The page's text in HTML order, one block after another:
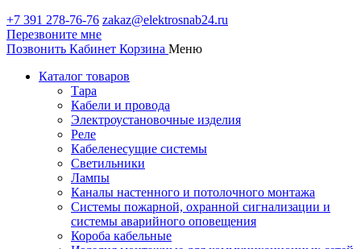
+7 391 278-76-76 zakaz@elektrosnab24.ru
Перезвоните мне
Позвонить Кабинет Корзина Меню
Каталог товаров
Тара
Кабели и провода
Электроустановочные изделия
Реле
Кабеленесущие системы
Светильники
Лампы
Каналы настенного и потолочного монтажа
Системы пожарной, охранной сигнализации и
системы аварийного оповещения
Короба кабельные